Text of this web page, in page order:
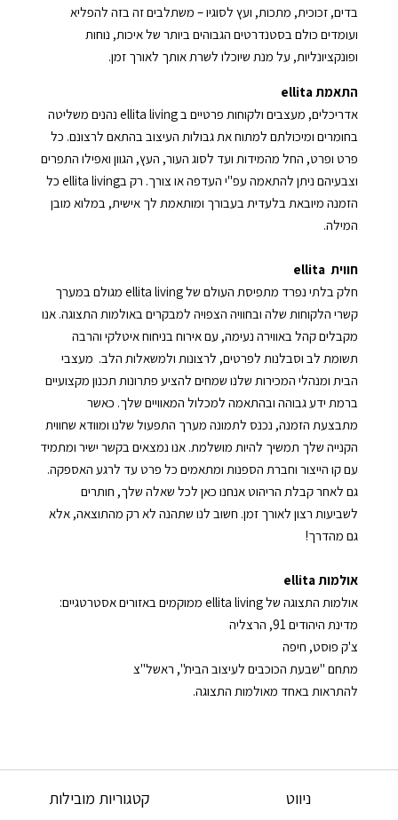
בדים, זכוכית, מתכות, ועץ לסוגיו – משתלבים זה בזה להפליא
ועומדים כולם בסטנדרטים הגבוהים ביותר של איכות, נוחות
ופונקציונליות, על מנת שיוכלו לשרת אותך לאורך זמן.
התאמתellita
אדריכלים, מעצבים ולקוחות פרטיים בellita livingנהנים משליטה
בחומרים ומיכולתם למתוח את גבולות העיצוב בהתאם לרצונם. כל
פרט ופרט, החל מהמידות ועד לסוג העור, העץ, הגוון ואפילו התפרים
וצבעיהם ניתן להתאמה עפ"י העדפה או צורך. רק בellita livingכל
הזמנה מיובאת בלעדית בעבורך ומותאמת לך אישית, במלוא מובן
המילה.
חווית ellita
חלק בלתי נפרד מתפיסת העולם שלellita livingמגולם במערך
קשרי הלקוחות שלה ובחוויה הצפויה למבקרים באולמות התצוגה. אנו
מקבלים קהל באווירה נעימה, עם אירוח בניחוח איטלקי והרבה
תשומת לב וסבלנות לפרטים, לרצונות ולמשאלות הלב. מעצבי
הבית ומנהלי המכירות שלנו שמחים להציע פתרונות תכנון מקצועיים
ברמת ידע גבוהה ובהתאמה למכלול המאוויים שלך. כאשר
מתבצעת הזמנה, נכנס לתמונה מערך התפעול שלנו ומוודא שחווית
הקנייה שלך תמשיך להיות מושלמת. אנו נמצאים בקשר ישיר ומתמיד
עם קו הייצור וחברת הספנות ומתאמים כל פרט עד לרגע האספקה.
גם לאחר קבלת הריהוט אנחנו כאן לכל שאלה שלך, חותרים
לשביעות רצון לאורך זמן. חשוב לנו שתהנה לא רק מהתוצאה, אלא
גם מהדרך!
אולמותellita
אולמות התצוגה שלellita livingממוקמים באזורים אסטרטגיים:
מדינת היהודים 91, הרצליה
צ'ק פוסט, חיפה
מתחם "שבעת הכוכבים לעיצוב הבית", ראשל"צ
להתראות באחד מאולמות התצוגה.
ניווט קטגוריות מובילות